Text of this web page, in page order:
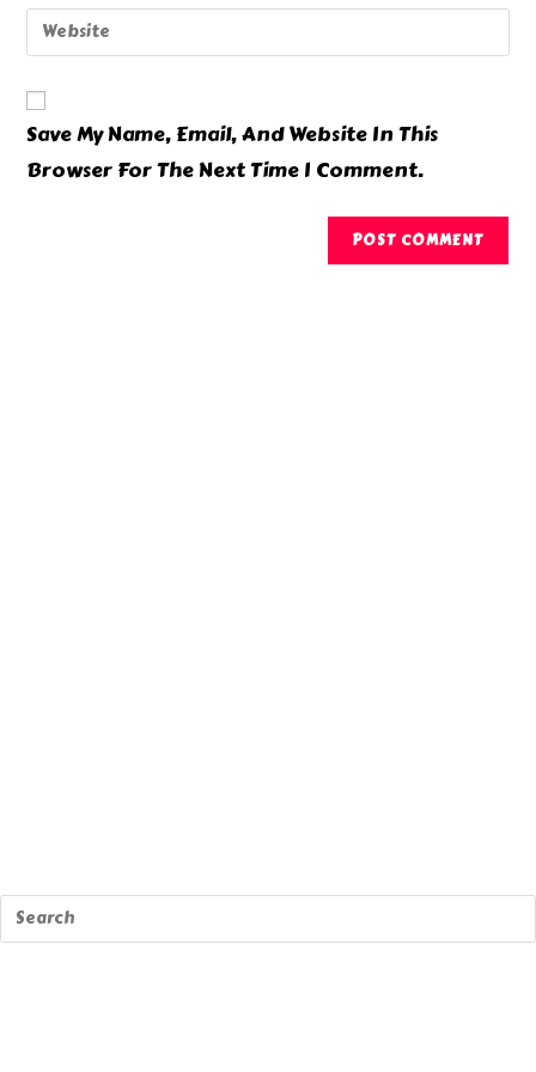
To
Comment
Email
Address
Comment
Enter
Your
URL
(optional)
Save My Name, Email, And Website In This
Browser For The Next Time I Comment.